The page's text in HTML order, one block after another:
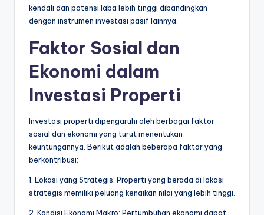
kendali dan potensi laba lebih tinggi dibandingkan
dengan instrumen investasi pasif lainnya.
Faktor Sosial dan
Ekonomi dalam
Investasi Properti
Investasi properti dipengaruhi oleh berbagai faktor
sosial dan ekonomi yang turut menentukan
keuntungannya. Berikut adalah beberapa faktor yang
berkontribusi:
1. Lokasi yang Strategis: Properti yang berada di lokasi
strategis memiliki peluang kenaikan nilai yang lebih tinggi.
2. Kondisi Ekonomi Makro: Pertumbuhan ekonomi dapat